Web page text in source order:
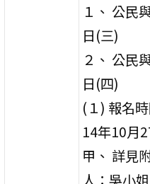
１、 公民
日(三)
２、 公民
日(四)
(１) 報名
14年10月
甲、 詳見
人：吳小